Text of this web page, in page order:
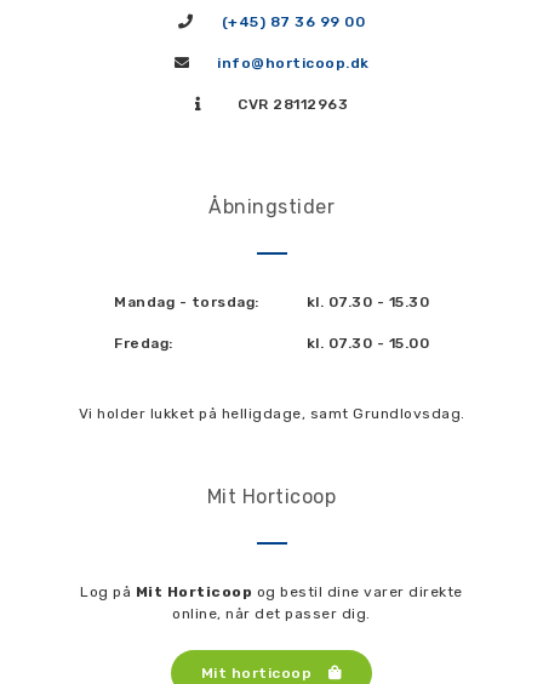
(+45) 87 36 99 00
info@horticoop.dk
CVR 28112963
Åbningstider
Mandag - torsdag: kl. 07.30 - 15.30
Fredag: kl. 07.30 - 15.00
Vi holder lukket på helligdage, samt Grundlovsdag.
Mit Horticoop
Log på Mit Horticoop og bestil dine varer direkte
online, når det passer dig.
Mit horticoop